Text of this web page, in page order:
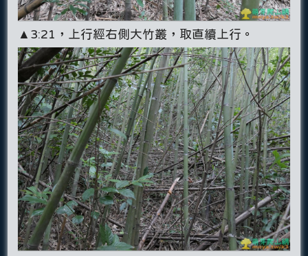
▲3:21，上行經右側大竹叢，取直續上行。